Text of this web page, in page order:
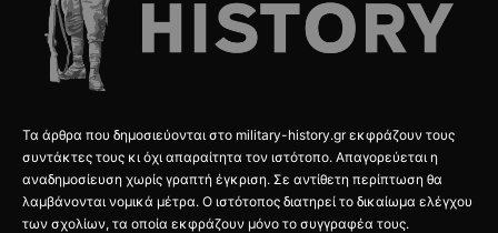
Τα άρθρα που δημοσιεύονται στο military-history.gr εκφράζουν τους
συντάκτες τους κι όχι απαραίτητα τον ιστότοπο. Απαγορεύεται η
αναδημοσίευση χωρίς γραπτή έγκριση. Σε αντίθετη περίπτωση θα
λαμβάνονται νομικά μέτρα. Ο ιστότοπος διατηρεί το δικαίωμα ελέγχου
των σχολίων, τα οποία εκφράζουν μόνο το συγγραφέα τους.